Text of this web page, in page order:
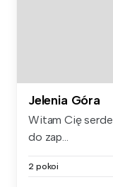
Jelenia Góra
Witam Cię
do zap...
2 pokoi